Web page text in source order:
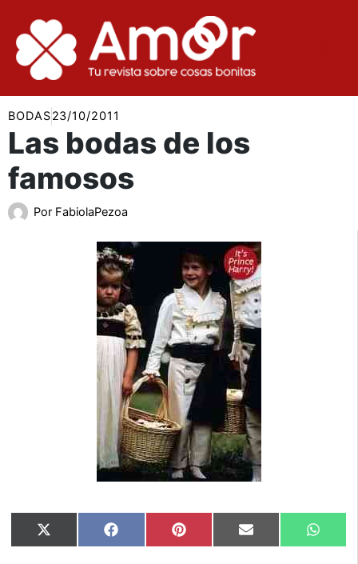
contenido
BODAS23/10/2011
Las bodas de los
famosos
Por FabiolaPezoa
Compartir
en
X
(Twitter)
Compartir
en
Facebook Compartir
en
Pinterest Compartir
en
Email
en